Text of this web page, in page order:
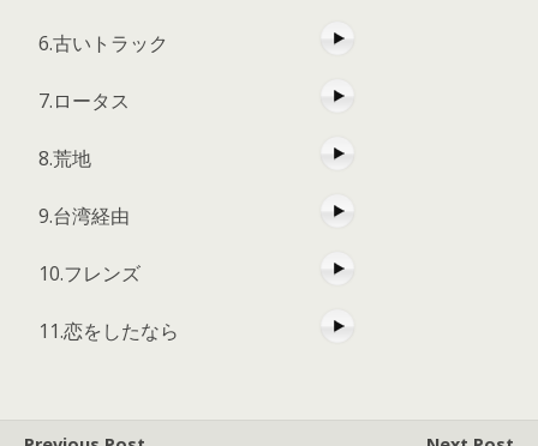
6.古いトラック
7.ロータス
8.荒地
9.台湾経由
10.フレンズ
11.恋をしたなら